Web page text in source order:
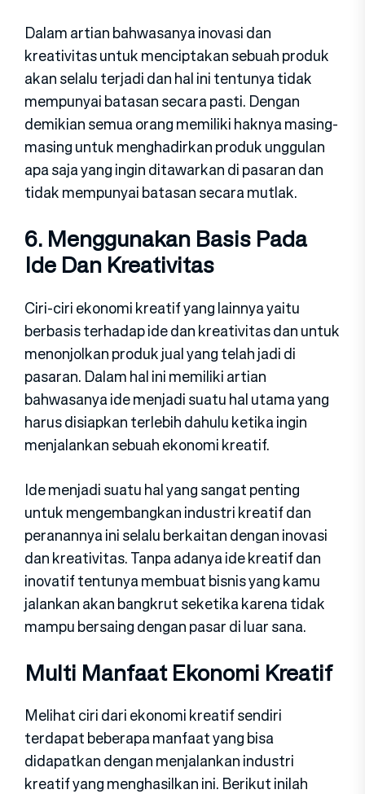
Dalam artian bahwasanya inovasi dan
kreativitas untuk menciptakan sebuah produk
akan selalu terjadi dan hal ini tentunya tidak
mempunyai batasan secara pasti. Dengan
demikian semua orang memiliki haknya masing-
masing untuk menghadirkan produk unggulan
apa saja yang ingin ditawarkan di pasaran dan
tidak mempunyai batasan secara mutlak.
6. Menggunakan Basis Pada
Ide Dan Kreativitas
Ciri-ciri ekonomi kreatif yang lainnya yaitu
berbasis terhadap ide dan kreativitas dan untuk
menonjolkan produk jual yang telah jadi di
pasaran. Dalam hal ini memiliki artian
bahwasanya ide menjadi suatu hal utama yang
harus disiapkan terlebih dahulu ketika ingin
menjalankan sebuah ekonomi kreatif.
Ide menjadi suatu hal yang sangat penting
untuk mengembangkan industri kreatif dan
peranannya ini selalu berkaitan dengan inovasi
dan kreativitas. Tanpa adanya ide kreatif dan
inovatif tentunya membuat bisnis yang kamu
jalankan akan bangkrut seketika karena tidak
mampu bersaing dengan pasar di luar sana.
Multi Manfaat Ekonomi Kreatif
Melihat ciri dari ekonomi kreatif sendiri
terdapat beberapa manfaat yang bisa
didapatkan dengan menjalankan industri
kreatif yang menghasilkan ini. Berikut inilah